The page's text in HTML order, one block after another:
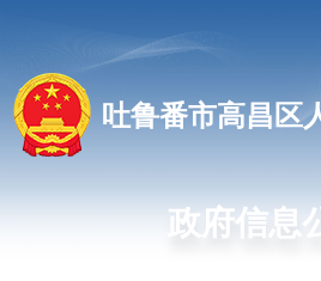
吐鲁番市高昌区
政府信息